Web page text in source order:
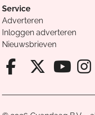
Service
Adverteren
Inloggen adverteren
Nieuwsbrieven
Facebook
X van